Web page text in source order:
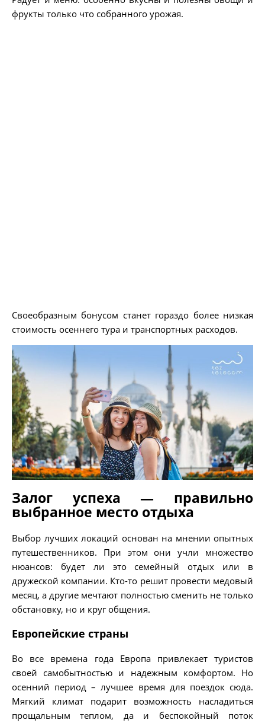
фрукты только что собранного урожая.
Своеобразным бонусом станет гораздо более низкая
стоимость осеннего тура и транспортных расходов.
Залог успеха — правильно
выбранное место отдыха
Выбор лучших локаций основан на мнении опытных
путешественников. При этом они учли множество
нюансов: будет ли это семейный отдых или в
дружеской компании. Кто-то решит провести медовый
месяц, а другие мечтают полностью сменить не только
обстановку, но и круг общения.
Европейские страны
Во все времена года Европа привлекает туристов
своей самобытностью и надежным комфортом. Но
осенний период – лучшее время для поездок сюда.
Мягкий климат подарит возможность насладиться
прощальным теплом, да и беспокойный поток